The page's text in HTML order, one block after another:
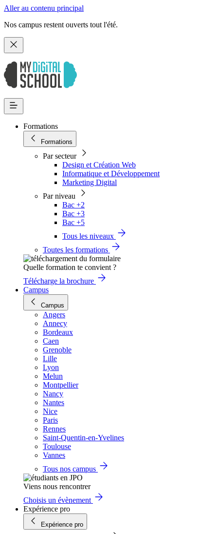
Aller au contenu principal
Nos campus restent ouverts tout l'été.
Formations
Formations
Par secteur
Design et Création Web
Informatique et Développement
Marketing Digital
Par niveau
Bac +2
Bac +3
Bac +5
Tous les niveaux
Toutes les formations
Quelle formation te convient ?
Télécharge la brochure
Campus
Campus
Angers
Annecy
Bordeaux
Caen
Grenoble
Lille
Lyon
Melun
Montpellier
Nancy
Nantes
Nice
Paris
Rennes
Saint-Quentin-en-Yvelines
Toulouse
Vannes
Tous nos campus
Viens nous rencontrer
Choisis un évènement
Expérience pro
Expérience pro